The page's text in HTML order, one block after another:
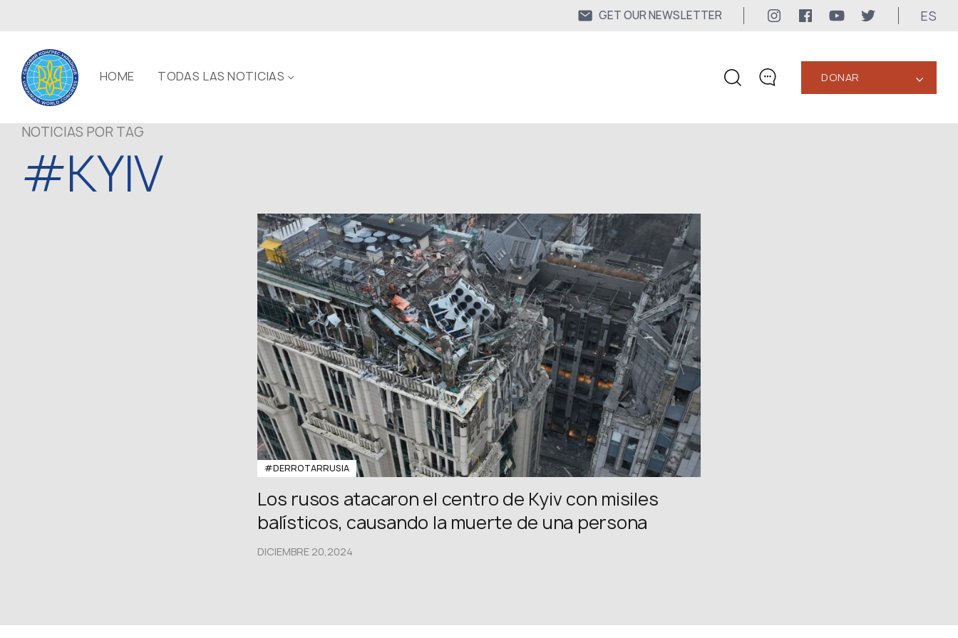
GET OUR NEWSLETTER ES
HOME TODAS LAS NOTICIAS
Para los Medios de Comunicación
24/7
uwc@ukrainianworldcongress.org
FB: @uwcongress
DONAR ‹
NOTICIAS POR TAG
#KYIV
#DERROTARRUSIA
Los rusos atacaron el centro de Kyiv con misiles
balísticos, causando la muerte de una persona
DICIEMBRE 20,2024